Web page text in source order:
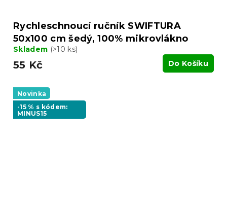
Rychleschnoucí ručník SWIFTURA
50x100 cm šedý, 100% mikrovlákno
Skladem (>10 ks)
55 Kč Do Košíku
Novinka
-15 % s kódem:
MINUS15